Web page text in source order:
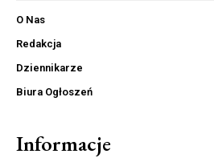
O Nas
Redakcja
Dziennikarze
Biura Ogłoszeń
Informacje